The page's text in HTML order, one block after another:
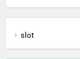
slot